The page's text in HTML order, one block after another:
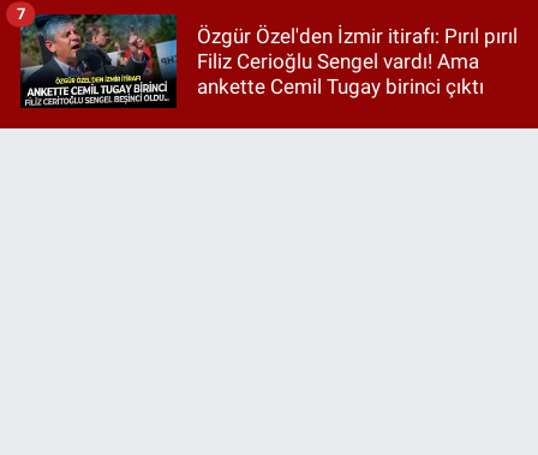
Özgür Özel'den İzmir itirafı: Pırıl pırıl
Filiz Cerioğlu Sengel vardı! Ama
ankette Cemil Tugay birinci çıktı
7